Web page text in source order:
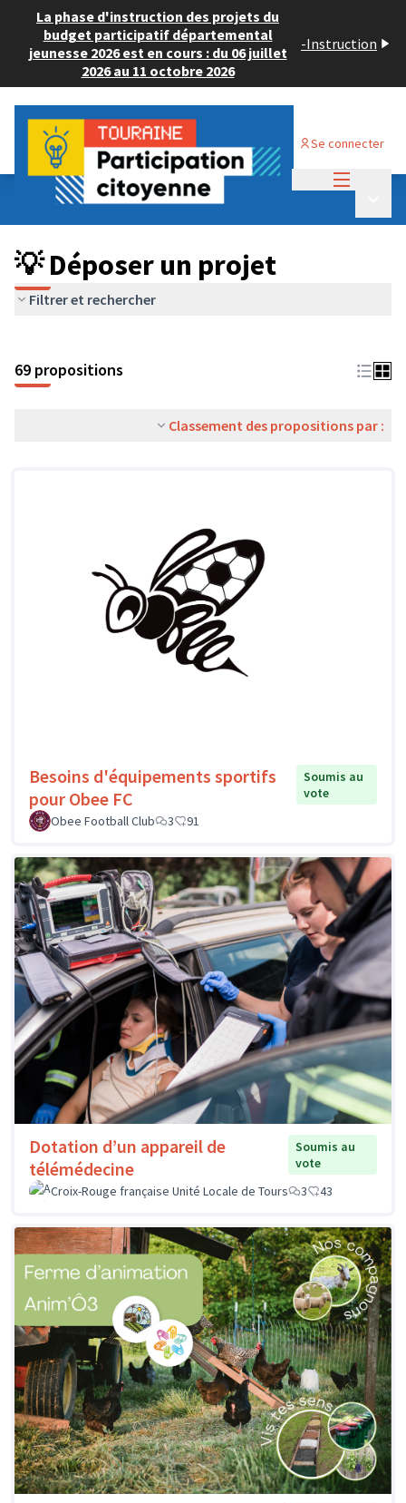
La phase d'instruction des projets du
budget participatif départemental
jeunesse 2026 est en cours : du 06 juillet
2026 au 11 octobre 2026
-Instruction
Se connecter
Budget Participatif ADULTE 2024
💡 Déposer un projet
💡 Déposer un projet
Filtrer et rechercher
69 propositions
Classement des propositions par :
Besoins d'équipements sportifs
pour Obee FC
Soumis au
vote
Obee Football Club
3 91
Dotation d’un appareil de
télémédecine
Soumis au
vote
Croix-Rouge française Unité Locale de Tours
3 43